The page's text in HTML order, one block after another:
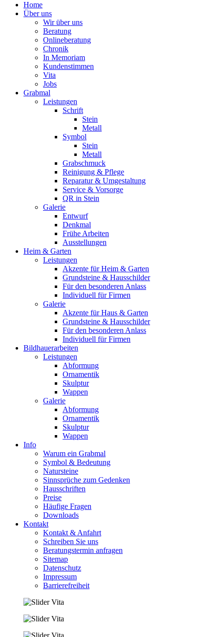
Home
Über uns
Wir über uns
Beratung
Onlineberatung
Chronik
In Memoriam
Kundenstimmen
Vita
Jobs
Grabmal
Leistungen
Schrift
Stein
Metall
Symbol
Stein
Metall
Grabschmuck
Reinigung & Pflege
Reparatur & Umgestaltung
Service & Vorsorge
QR in Stein
Galerie
Entwurf
Denkmal
Frühe Arbeiten
Ausstellungen
Heim & Garten
Leistungen
Akzente für Heim & Garten
Grundsteine & Hausschilder
Für den besonderen Anlass
Individuell für Firmen
Galerie
Akzente für Haus & Garten
Grundsteine & Hausschilder
Für den besonderen Anlass
Individuell für Firmen
Bildhauerarbeiten
Leistungen
Abformung
Ornamentik
Skulptur
Wappen
Galerie
Abformung
Ornamentik
Skulptur
Wappen
Info
Warum ein Grabmal
Symbol & Bedeutung
Natursteine
Sinnsprüche zum Gedenken
Hausschriften
Preise
Häufige Fragen
Downloads
Kontakt
Kontakt & Anfahrt
Schreiben Sie uns
Beratungstermin anfragen
Sitemap
Datenschutz
Impressum
Barrierefreiheit